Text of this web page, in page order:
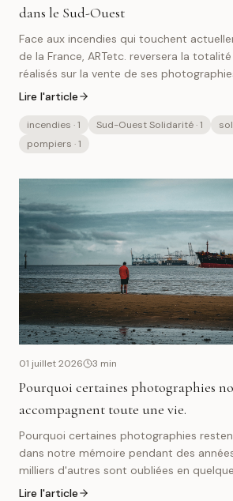
dans le Sud-Ouest
Face aux incendies qui touchent
de la France, ARTetc. reversera la
réalisés sur la vente de ses
Sud-Ouest Solidarité, du 26 juillet au 1er
victimes et les pompiers mobilisés sur le
Lire l'article
incendies · 1 Sud-Ouest Solidarité· 1
pompiers · 1
01 juillet 2026 3 min
Pourquoi certaines photographies
accompagnent toute une vie.
Pourquoi certaines photographies
dans notre mémoire pendant des
milliers d'autres sont oubliées en
article explore le lien intime qui peut
Lire l'article